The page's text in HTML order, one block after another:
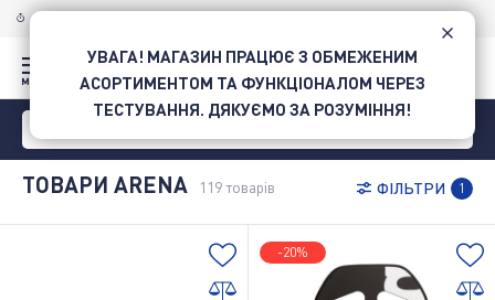
ДОСТАВКА ПО УКРАЇНІ
ТОВАРИ ARENA 119товарів ФІЛЬТРИ 1
-20%
УВАГА! МАГАЗИН ПРАЦЮЄ З ОБМЕЖЕНИМ
АСОРТИМЕНТОМ ТА ФУНКЦІОНАЛОМ ЧЕРЕЗ
ТЕСТУВАННЯ. ДЯКУЄМО ЗА РОЗУМІННЯ!